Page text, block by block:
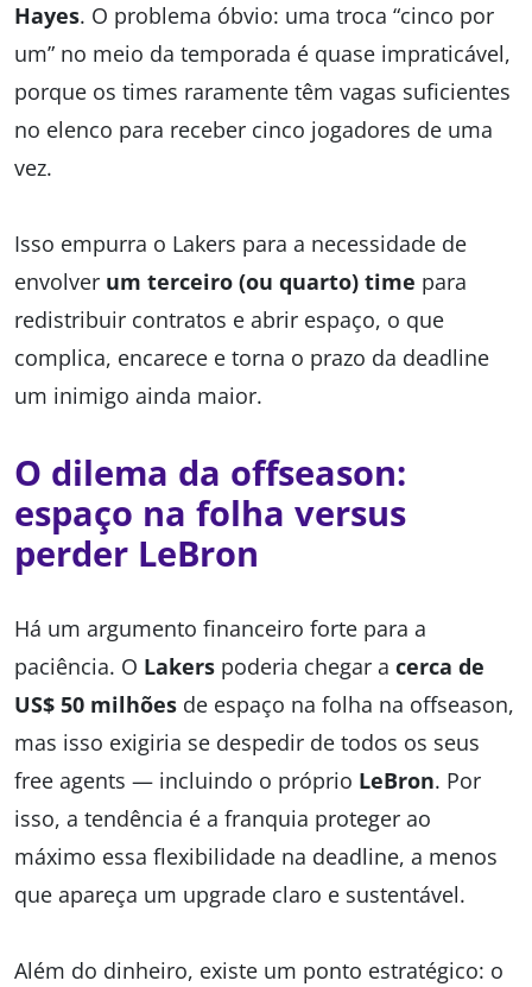
Hayes. O problema óbvio: uma troca “cinco por
um” no meio da temporada é quase impraticável,
porque os times raramente têm vagas suficientes
no elenco para receber cinco jogadores de uma
vez.
Isso empurra o Lakers para a necessidade de
envolver um terceiro (ou quarto) time para
redistribuir contratos e abrir espaço, o que
complica, encarece e torna o prazo da deadline
um inimigo ainda maior.
O dilema da offseason:
espaço na folha versus
perder LeBron
Há um argumento financeiro forte para a
paciência. O Lakers poderia chegar a cerca de
US$ 50 milhões de espaço na folha na offseason,
mas isso exigiria se despedir de todos os seus
free agents — incluindo o próprio LeBron. Por
isso, a tendência é a franquia proteger ao
máximo essa flexibilidade na deadline, a menos
que apareça um upgrade claro e sustentável.
Além do dinheiro, existe um ponto estratégico: o